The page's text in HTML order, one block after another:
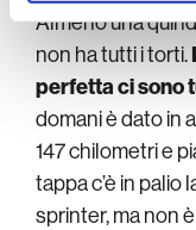
Almeno una
non ha tutti i torti.
perfetta ci sono
domani è dato in
147 chilometri e
tappa c’è in palio
sprinter, ma non